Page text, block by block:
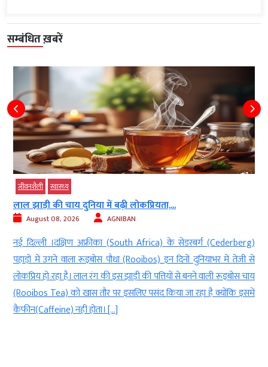
सम्बंधित ख़बरें
जीवनशैली स्‍वास्‍थ्‍य
लाल झाड़ी की चाय दुनिया में बढ़ी लोकप्रियता,...
August 08, 2026 AGNIBAN
नई दिल्ली ।दक्षिण अफ्रीका (South Africa) के सेडरबर्ग (Cederberg)
पहाड़ों में उगने वाला रूइबोस पौधा (Rooibos) इन दिनों दुनियाभर में तेजी से
लोकप्रिय हो रहा है। लाल रंग की इस झाड़ी की पत्तियों से बनने वाली रूइबोस चाय
(Rooibos Tea) को खास तौर पर इसलिए पसंद किया जा रहा है क्योंकि इसमें
कैफीन(Caffeine) नहीं होता। […]